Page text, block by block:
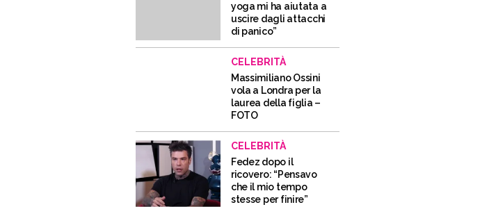
yoga mi ha aiutata a
uscire dagli attacchi
di panico”
CELEBRITÀ
Massimiliano Ossini
vola a Londra per la
laurea della figlia –
FOTO
CELEBRITÀ
Fedez dopo il
ricovero: “Pensavo
che il mio tempo
stesse per finire”